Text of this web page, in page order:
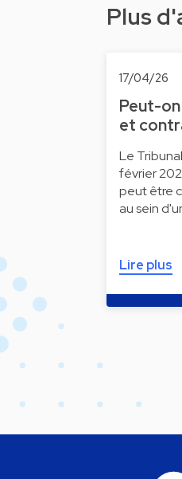
Plus
17/04/26
Peut-
et
Le
février
peut être
au sein
Lire plus